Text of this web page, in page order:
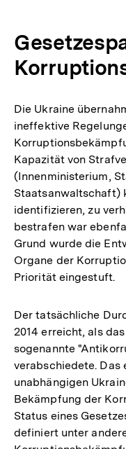
Die Ukraine
ineffektive
Kapazität von
(Innenministerium,
Staatsanwaltschaft)
identifizieren, zu
bestrafen war
Grund wurde die
Organe der
Priorität eingestuft.
Der tatsächliche
2014 erreicht, als
sogenannte
verabschiedete. Das
unabhängigen
Bekämpfung der
Status eines
definiert unter